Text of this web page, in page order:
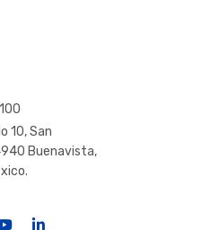
10, San
Buenavista,